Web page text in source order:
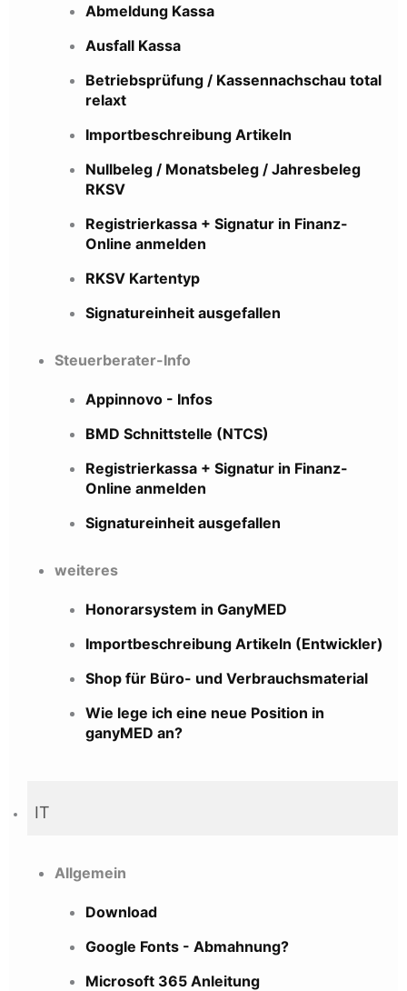
Abmeldung Kassa
Ausfall Kassa
Betriebsprüfung / Kassennachschau total
relaxt
Importbeschreibung Artikeln
Nullbeleg / Monatsbeleg / Jahresbeleg
RKSV
Registrierkassa + Signatur in Finanz-
Online anmelden
RKSV Kartentyp
Signatureinheit ausgefallen
Steuerberater-Info
Appinnovo - Infos
BMD Schnittstelle (NTCS)
Registrierkassa + Signatur in Finanz-
Online anmelden
Signatureinheit ausgefallen
weiteres
Honorarsystem in GanyMED
Importbeschreibung Artikeln (Entwickler)
Shop für Büro- und Verbrauchsmaterial
Wie lege ich eine neue Position in
ganyMED an?
IT
Allgemein
Download
Google Fonts - Abmahnung?
Microsoft 365 Anleitung